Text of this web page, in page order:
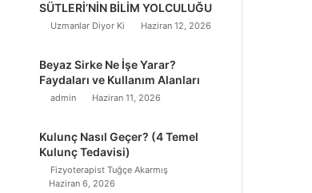
SÜTLERİ’NİN BİLİM YOLCULUĞU
Uzmanlar Diyor Ki Haziran 12, 2026
Beyaz Sirke Ne İşe Yarar?
Faydaları ve Kullanım Alanları
admin Haziran 11, 2026
Kulunç Nasıl Geçer? (4 Temel
Kulunç Tedavisi)
Fizyoterapist Tuğçe Akarmış
Haziran 6, 2026